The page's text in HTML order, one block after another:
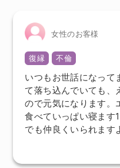
女性のお客様
復縁 不倫
いつもお世話になって
て落ち込んでいても、
ので元気になります。
食べていっぱい寝ます
でも仲良くいられます